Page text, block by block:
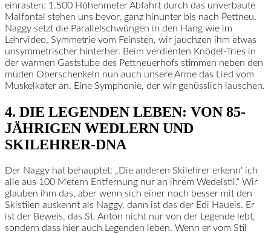
einrasten: 1.500 Höhenmeter Abfahrt durch das unverbaute
Malfontal stehen uns bevor, ganz hinunter bis nach Pettneu.
Naggy setzt die Parallelschwüngen in den Hang wie im
Lehrvideo, Symmetrie vom Feinsten, wir jauchzen ihm etwas
unsymmetrischer hinterher. Beim verdienten Knödel-Tries in
der warmen Gaststube des Pettneuerhofs stimmen neben den
müden Oberschenkeln nun auch unsere Arme das Lied vom
Muskelkater an. Eine Symphonie, der wir genüsslich lauschen.
4. DIE LEGENDEN LEBEN: VON 85-
JÄHRIGEN WEDLERN UND
SKILEHRER-DNA
Der Naggy hat behauptet: „Die anderen Skilehrer erkenn‘ ich
alle aus 100 Metern Entfernung nur an ihrem Wedelstil.“ Wir
glauben ihm das, aber wenn sich einer noch besser mit den
Skistilen auskennt als Naggy, dann ist das der Edi Haueis. Er
ist der Beweis, das St. Anton nicht nur von der Legende lebt,
sondern dass hier auch Legenden leben. Wenn er vom Stil